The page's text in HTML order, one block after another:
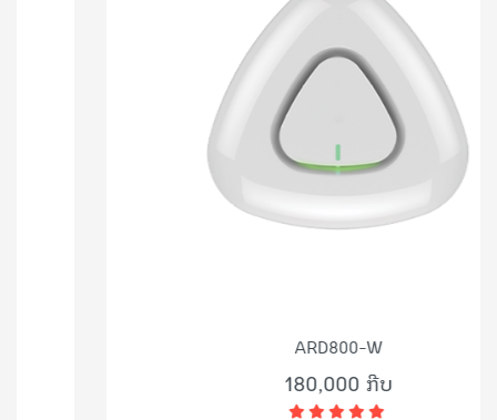
ARD800-W
180,000 ກີບ